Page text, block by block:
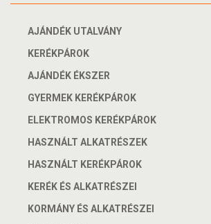
AJÁNDÉK UTALVÁNY
KERÉKPÁROK
AJÁNDÉK ÉKSZER
GYERMEK KERÉKPÁROK
ELEKTROMOS KERÉKPÁROK
HASZNÁLT ALKATRÉSZEK
HASZNÁLT KERÉKPÁROK
KERÉK ÉS ALKATRÉSZEI
KORMÁNY ÉS ALKATRÉSZEI